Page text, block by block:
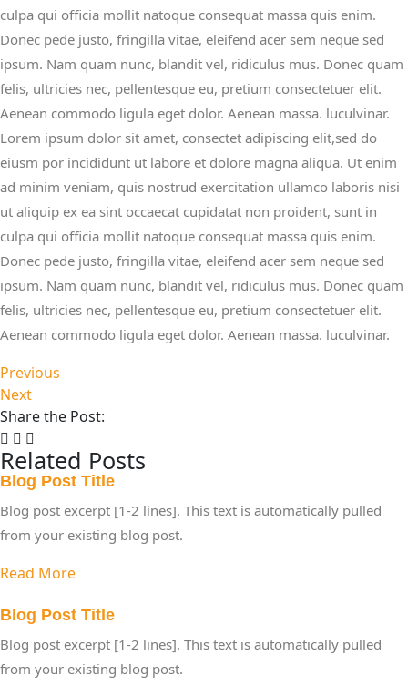
culpa qui officia mollit natoque consequat massa quis enim.
Donec pede justo, fringilla vitae, eleifend acer sem neque sed
ipsum. Nam quam nunc, blandit vel, ridiculus mus. Donec quam
felis, ultricies nec, pellentesque eu, pretium consectetuer elit.
Aenean commodo ligula eget dolor. Aenean massa. luculvinar.
Lorem ipsum dolor sit amet, consectet adipiscing elit,sed do
eiusm por incididunt ut labore et dolore magna aliqua. Ut enim
ad minim veniam, quis nostrud exercitation ullamco laboris nisi
ut aliquip ex ea sint occaecat cupidatat non proident, sunt in
culpa qui officia mollit natoque consequat massa quis enim.
Donec pede justo, fringilla vitae, eleifend acer sem neque sed
ipsum. Nam quam nunc, blandit vel, ridiculus mus. Donec quam
felis, ultricies nec, pellentesque eu, pretium consectetuer elit.
Aenean commodo ligula eget dolor. Aenean massa. luculvinar.
Previous
Next
Share the Post:
Related Posts
Blog Post Title
Blog post excerpt [1-2 lines]. This text is automatically pulled
from your existing blog post.
Read More
Blog Post Title
Blog post excerpt [1-2 lines]. This text is automatically pulled
from your existing blog post.